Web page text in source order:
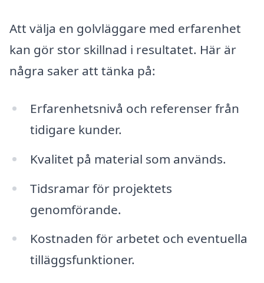
Att välja en golvläggare med erfarenhet
kan gör stor skillnad i resultatet. Här är
några saker att tänka på:
Erfarenhetsnivå och referenser från
tidigare kunder.
Kvalitet på material som används.
Tidsramar för projektets
genomförande.
Kostnaden för arbetet och eventuella
tilläggsfunktioner.